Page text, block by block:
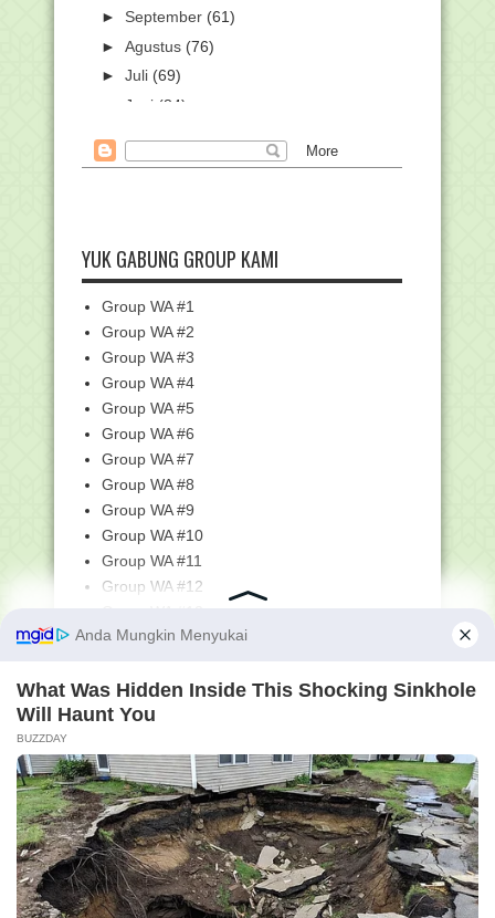
► September (61)
► Agustus (76)
► Juli (69)
Juni (84)
►April(108)
Edaran Pendafataran PPG Dalam
Jabatan Tahun 2022
Ikuti Vaksinasi Bo...
Rindu, Siswi MTsN 1 Pati ini Raih Empat
Medali Int...
Unduh Contoh Soal Bahasa Arab - Ujian
Madrasah (UM...
Keputusan Menag tentang Pedoman
Penyelenggaraan Pe...
MUI Apresiasi Edaran Menag Tentang
Pedoman Penggun...
Menag Terbitkan Pedoman
Penggunaan Pengeras Suara ...
Edaran Menteri Agama No SE 05 tahun
2022 tentang P...
Ujian Madrasah (U...
dan Cetak Kartu U...
Unduh Contoh Soal SKI - Ujian
Unduh Contoh Soal Tryout Ujian
Madrasah (UM) Fikih...
Unduh Contoh Soal Akidah Akhlak -
Ujian Madrasah (...
Unduh Contoh Soal Ujian Madrasah
(UM) MA
Unduh Contoh Soal Ujian Madrasah
YUK GABUNG GROUP KAMI
Group WA #1
Group WA #2
Group WA #3
Group WA #4
Group WA #5
Group WA #6
Group WA #7
Group WA #8
Group WA #9
Group WA #10
Group WA #11
Group WA #12
Group WA #14
Group WA #16
Saluran WA Tanpa Batas
Komunitas WA #1
Komunitas WA #2
Instagram
Facebook
Telegram